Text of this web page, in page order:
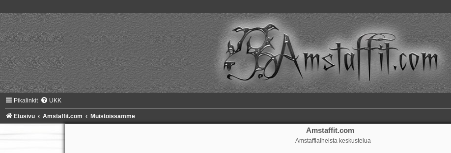
Pikalinkit UKK
Etusivu Amstaffit.com Muistoissamme
Amstaffit.com
Amstaffiaiheista keskustelua